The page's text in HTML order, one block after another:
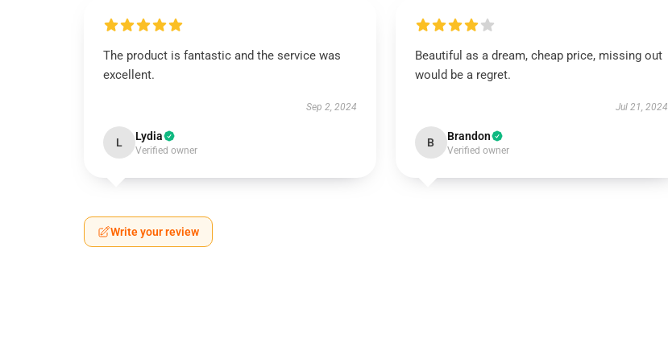
The product is fantastic and the service was
excellent.
Sep 2, 2024
L Lydia
Verified owner
Beautiful as a dream, cheap price, missing out
would be a regret.
Jul 21, 2024
B Brandon
Verified owner
Write your review